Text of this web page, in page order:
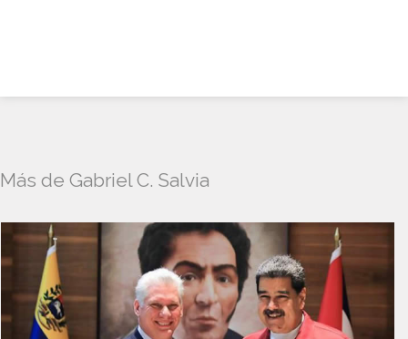
Más de Gabriel C. Salvia